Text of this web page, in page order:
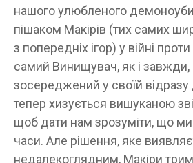
нашого улюбленого
пішаком Макірів (тих самих
з попередніх ігор) у війні
самий Винищувач, як і
зосереджений у своїй відразу
тепер хизується вишуканою
щоб дати нам зрозуміти, що
часи. Але рішення, яке
недалекоглядним, Макіри